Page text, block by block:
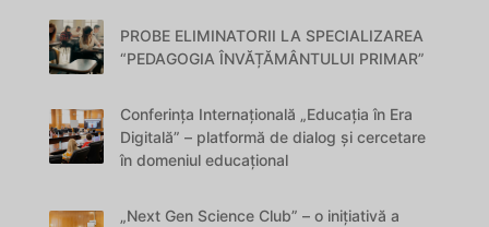
PROBE ELIMINATORII LA SPECIALIZAREA
“PEDAGOGIA ÎNVĂȚĂMÂNTULUI PRIMAR”
Conferința Internațională „Educația în Era
Digitală” – platformă de dialog și cercetare
în domeniul educațional
„Next Gen Science Club” – o inițiativă a